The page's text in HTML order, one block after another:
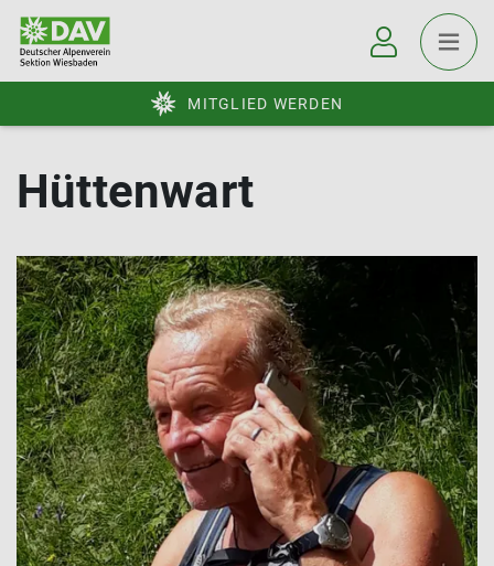
MITGLIED WERDEN
Hüttenwart